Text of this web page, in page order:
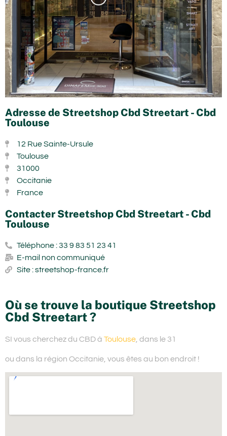
Adresse de Streetshop Cbd Streetart - Cbd
Toulouse
12 Rue Sainte-Ursule
Toulouse
31000
Occitanie
France
Contacter Streetshop Cbd Streetart - Cbd
Toulouse
Téléphone : 33 9 83 51 23 41
E-mail non communiqué
Site : streetshop-france.fr
Où se trouve la boutique Streetshop
Cbd Streetart ?
SI vous cherchez du CBD à Toulouse, dans le 31
ou dans la région Occitanie, vous êtes au bon endroit !